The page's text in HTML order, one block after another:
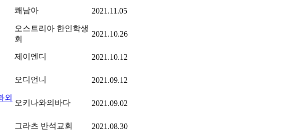
쾌남아 2021.11.05
오스트리아 한인학생
회
2021.10.26
제이엔디 2021.10.12
오디언니 2021.09.12
외
오키나와의바다 2021.09.02
그라츠 반석교회 2021.08.30